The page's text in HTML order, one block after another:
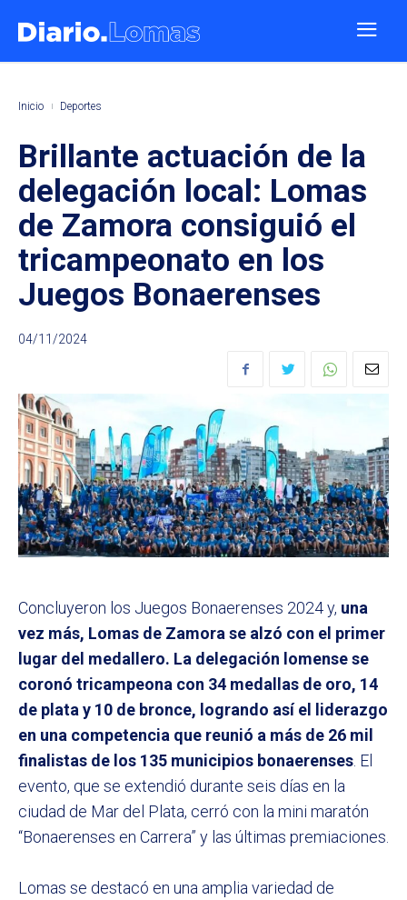
Inicio Deportes
Brillante actuación de la
delegación local: Lomas
de Zamora consiguió el
tricampeonato en los
Juegos Bonaerenses
04/11/2024
Concluyeron los Juegos Bonaerenses 2024 y, una
vez más, Lomas de Zamora se alzó con el primer
lugar del medallero. La delegación lomense se
coronó tricampeona con 34 medallas de oro, 14
de plata y 10 de bronce, logrando así el liderazgo
en una competencia que reunió a más de 26 mil
finalistas de los 135 municipios bonaerenses. El
evento, que se extendió durante seis días en la
ciudad de Mar del Plata, cerró con la mini maratón
“Bonaerenses en Carrera” y las últimas premiaciones.
Lomas se destacó en una amplia variedad de